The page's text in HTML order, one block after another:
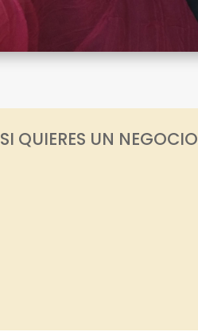
SI QUIERES UN